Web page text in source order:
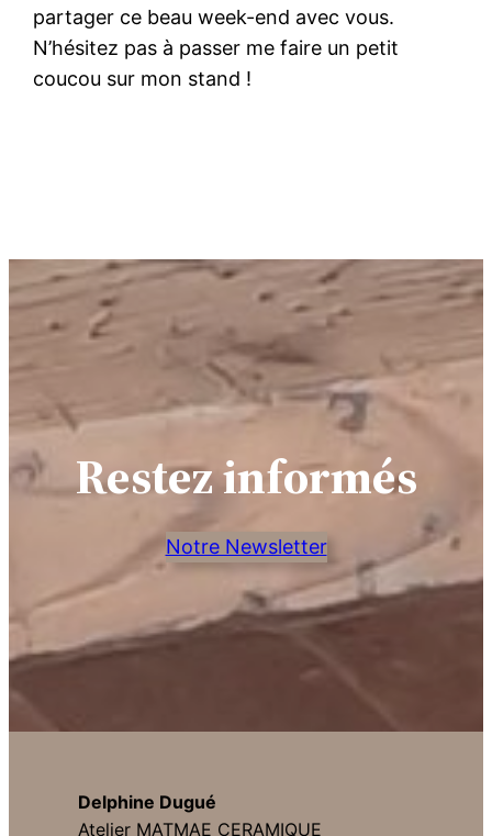
partager ce beau week-end avec vous.
N’hésitez pas à passer me faire un petit
coucou sur mon stand !
Restez informés
Notre Newsletter
Delphine Dugué
Atelier MATMAE CERAMIQUE